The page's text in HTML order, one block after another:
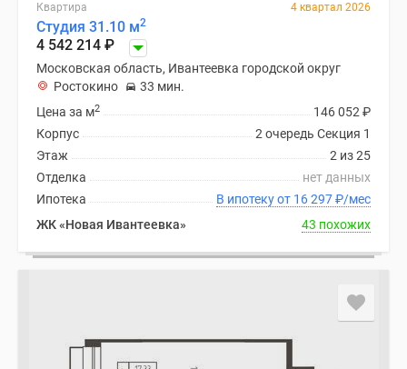
Квартира 4 квартал 2026
Студия 31.10 м2
4 542 214 ₽
Московская область, Ивантеевка городской округ
Ростокино
33 мин.
146 052 ₽
Цена за м2
2 очередь Секция 1
Корпус
2 из 25
Этаж
нет данных
Отделка
В ипотеку от 16 297₽/мес
Ипотека
ЖК «Новая Ивантеевка»
43 похожих